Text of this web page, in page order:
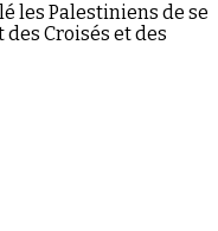
les Palestiniens de se
Croisés et des